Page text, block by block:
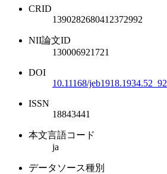
CRID
1390282680412372992
NII論文ID
130006921721
DOI
10.11168/jeb1918.1934.52_92
ISSN
18843441
本文言語コード
ja
データソース種別